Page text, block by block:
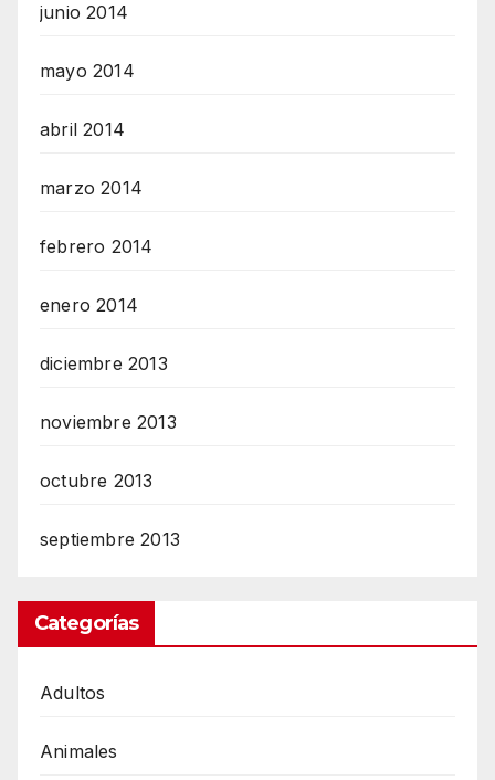
junio 2014
mayo 2014
abril 2014
marzo 2014
febrero 2014
enero 2014
diciembre 2013
noviembre 2013
octubre 2013
septiembre 2013
Categorías
Adultos
Animales